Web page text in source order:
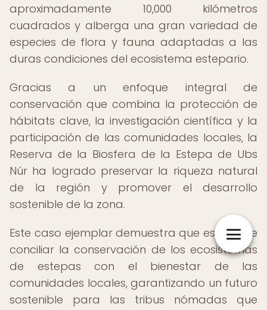
aproximadamente 10,000 kilómetros
cuadrados y alberga una gran variedad de
especies de flora y fauna adaptadas a las
duras condiciones del ecosistema estepario.
Gracias a un enfoque integral de
conservación que combina la protección de
hábitats clave, la investigación científica y la
participación de las comunidades locales, la
Reserva de la Biosfera de la Estepa de Ubs
Núr ha logrado preservar la riqueza natural
de la región y promover el desarrollo
sostenible de la zona.
Este caso ejemplar demuestra que es posible
conciliar la conservación de los ecosistemas
de estepas con el bienestar de las
comunidades locales, garantizando un futuro
sostenible para las tribus nómadas que